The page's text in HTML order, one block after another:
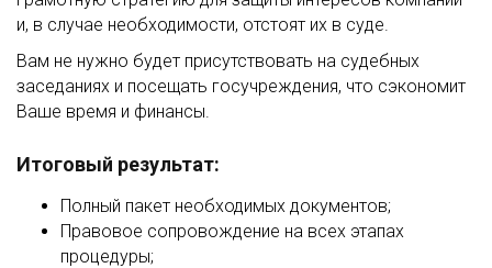
и, в случае необходимости, отстоят их в суде.
Вам не нужно будет присутствовать на судебных
заседаниях и посещать госучреждения, что сэкономит
Ваше время и финансы.
Итоговый результат:
Полный пакет необходимых документов;
Правовое сопровождение на всех этапах
процедуры;